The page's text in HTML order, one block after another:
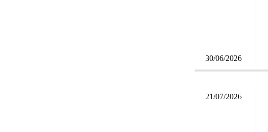
30/06/2026
21/07/2026